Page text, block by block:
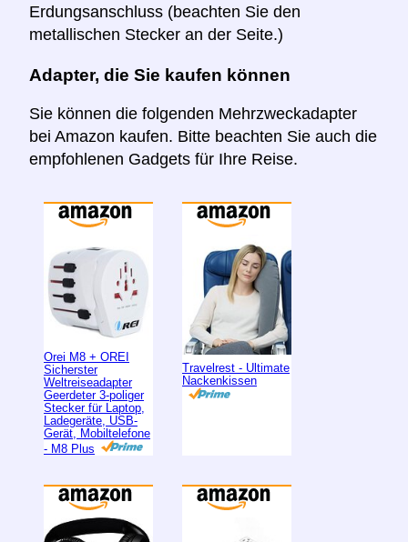
Erdungsanschluss (beachten Sie den
metallischen Stecker an der Seite.)
Adapter, die Sie kaufen können
Sie können die folgenden Mehrzweckadapter
bei Amazon kaufen. Bitte beachten Sie auch die
empfohlenen Gadgets für Ihre Reise.
Orei M8 + OREI
Sicherster
Weltreiseadapter
Geerdeter 3-poliger
Stecker für Laptop,
Ladegeräte, USB-
Gerät, Mobiltelefone
- M8 Plus
Travelrest - Ultimate
Nackenkissen